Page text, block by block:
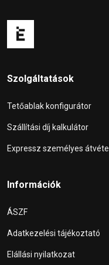
Szolgáltatások
Tetőablak konfigurátor
Szállítási díj kalkulátor
Expressz személyes átvétel
Információk
ÁSZF
Adatkezelési tájékoztató
Elállási nyilatkozat